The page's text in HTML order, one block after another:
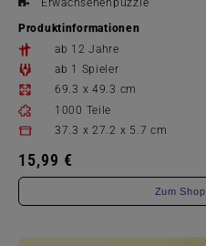
Erwachsenenpuzzle
Produktinformationen
ab 12 Jahre
ab 1 Spieler
69.3 x 49.3 cm
1000 Teile
37.3 x 27.2 x 5.7 cm
15,99 €
Zum Shop